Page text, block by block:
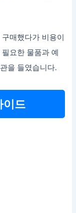
매했다가 비용이
요한 물품과 예
을 들였습니다.
이드